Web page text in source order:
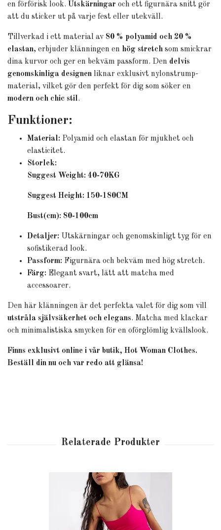
en förförisk look. Utskärningar och ett figurnära snitt gör
att du sticker ut på varje fest eller utekväll.
Tillverkad i ett material av 80 % polyamid och 20 %
elastan, erbjuder klänningen en hög stretch som smickrar
dina kurvor och ger en bekväm passform. Den delvis
genomskinliga designen liknar exklusivt nylonstrump-
material, vilket gör den perfekt för dig som söker en
modern och chic stil.
Funktioner:
Material: Polyamid och elastan för mjukhet och
elasticitet.
Storlek:
Suggest Weight: 40-70KG
Suggest Height: 150-180CM
Bust(cm): 80-100cm
Detaljer: Utskärningar och genomskinligt tyg för en
sofistikerad look.
Passform: Figurnära och bekväm med hög stretch.
Färg: Elegant svart, lätt att matcha med
accessoarer.
Den här klänningen är det perfekta valet för dig som vill
utstråla självsäkerhet och elegans. Matcha med klackar
och minimalistiska smycken för en oförglömlig kvällslook.
Finns exklusivt online i vår butik, Hot Woman Clothes.
Beställ din nu och var redo att glänsa!